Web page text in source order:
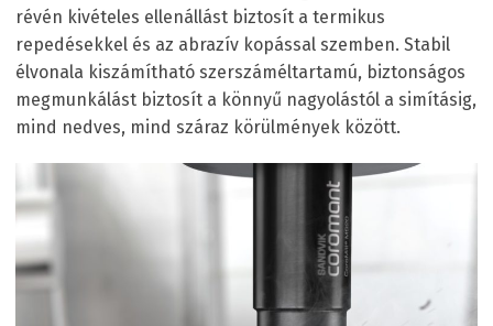
révén kivételes ellenállást biztosít a termikus
repedésekkel és az abrazív kopással szemben. Stabil
élvonala kiszámítható szerszáméltartamú, biztonságos
megmunkálást biztosít a könnyű nagyolástól a simításig,
mind nedves, mind száraz körülmények között.